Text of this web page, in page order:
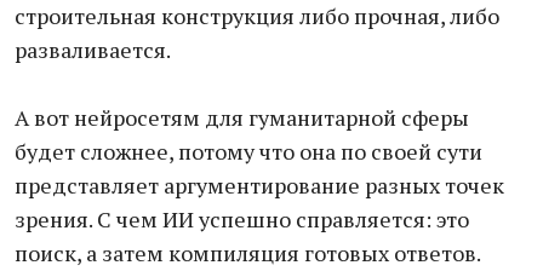
строительная конструкция либо прочная, либо
разваливается.
А вот нейросетям для гуманитарной сферы
будет сложнее, потому что она по своей сути
представляет аргументирование разных точек
зрения. С чем ИИ успешно справляется: это
поиск, а затем компиляция готовых ответов.